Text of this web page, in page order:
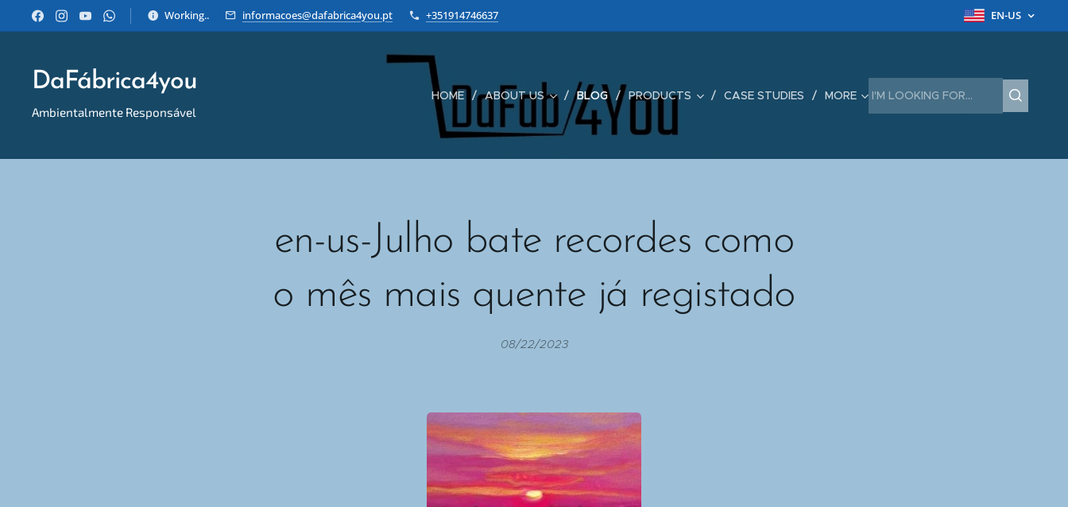
Working.. informacoes@dafabrica4you.pt +351914746637 EN-US
DaFábrica4you
Ambientalmente Responsável
HOME ABOUT US BLOG PRODUCTS CASE STUDIES MORE
en-us-Julho bate recordes como
o mês mais quente já registado
08/22/2023